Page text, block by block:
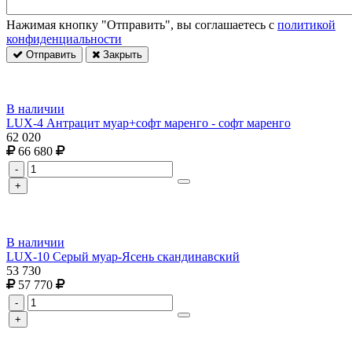
Нажимая кнопку "Отправить", вы соглашаетесь с политикой
конфиденциальности
Отправить Закрыть
В наличии
LUX-4 Антрацит муар+софт маренго - софт маренго
62 020
66 680
-
+
В наличии
LUX-10 Серый муар-Ясень скандинавский
53 730
57 770
-
+